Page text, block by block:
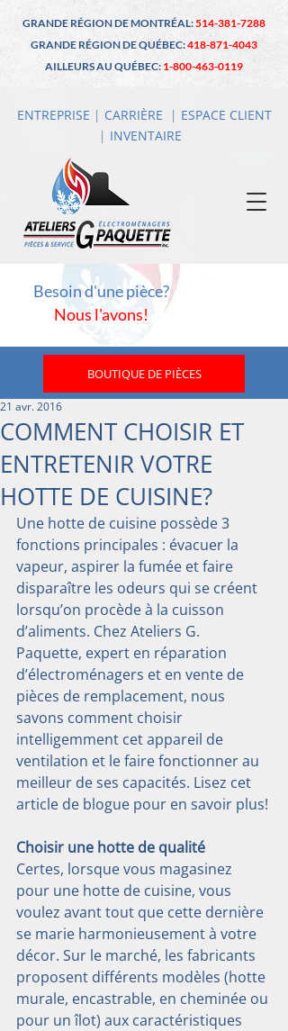
GRANDE RÉGION DE MONTRÉAL:514-381-7288
GRANDE RÉGION DE QUÉBEC:418-871-4043
AILLEURS AU QUÉBEC: 1-800-463-0119
ENTREPRISE | CARRIÈRE | ESPACE CLIENT
| INVENTAIRE
Besoin d'une pièce?
Nous l'avons!
BOUTIQUE DE PIÈCES
COMMENT CHOISIR ET
ENTRETENIR VOTRE
HOTTE DE CUISINE?
21 avr. 2016
Une hotte de cuisine possède 3
fonctions principales : évacuer la
vapeur, aspirer la fumée et faire
disparaître les odeurs qui se créent
lorsqu’on procède à la cuisson
d’aliments. Chez Ateliers G.
Paquette, expert en réparation
d’électroménagers et en vente de
pièces de remplacement, nous
savons comment choisir
intelligemment cet appareil de
ventilation et le faire fonctionner au
meilleur de ses capacités. Lisez cet
article de blogue pour en savoir plus!
Choisir une hotte de qualité
Certes, lorsque vous magasinez
pour une hotte de cuisine, vous
voulez avant tout que cette dernière
se marie harmonieusement à votre
décor. Sur le marché, les fabricants
proposent différents modèles (hotte
murale, encastrable, en cheminée ou
pour un îlot) aux caractéristiques